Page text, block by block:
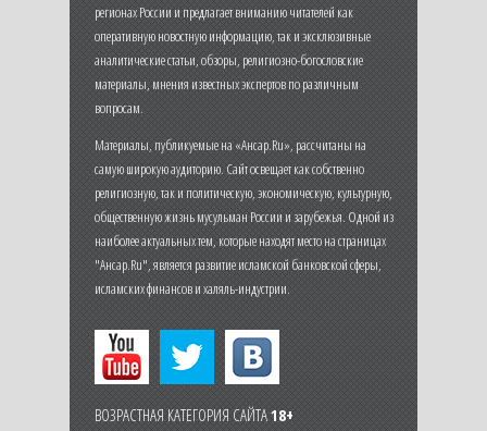
регионах России и предлагает вниманию читателей как
оперативную новостную информацию, так и эксклюзивные
аналитические статьи, обзоры, религиозно-богословские
материалы, мнения известных экспертов по различным
вопросам.
Материалы, публикуемые на «Ансар.Ru», рассчитаны на
самую широкую аудиторию. Сайт освещает как собственно
религиозную, так и политическую, экономическую, культурную,
общественную жизнь мусульман России и зарубежья. Одной из
наиболее актуальных тем, которые находят место на страницах
"Ансар.Ru", является развитие исламской банковской сферы,
исламских финансов и халяль-индустрии.
ВОЗРАСТНАЯ КАТЕГОРИЯ САЙТА18+